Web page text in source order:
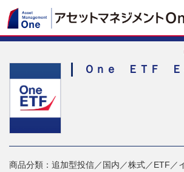
Ｏｎｅ ＥＴＦ Ｅ
商品分類：追加型投信／国内／株式／ETF／